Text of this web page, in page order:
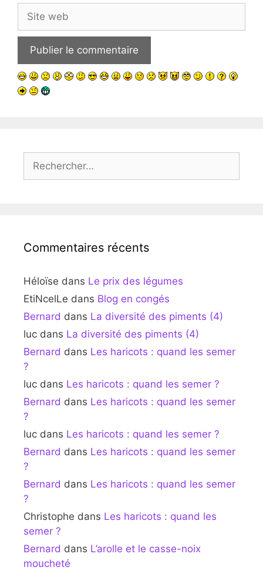
web
Commentaires récents
Héloïse dans Le prix des légumes
EtiNcelLe dans Blog en congés
Bernard dans La diversité des piments (4)
luc dans La diversité des piments (4)
Bernard dans Les haricots : quand les semer
?
luc dans Les haricots : quand les semer ?
Bernard dans Les haricots : quand les semer
?
luc dans Les haricots : quand les semer ?
Bernard dans Les haricots : quand les semer
?
Bernard dans Les haricots : quand les semer
?
Christophe dans Les haricots : quand les
semer ?
Bernard dans L’arolle et le casse-noix
moucheté